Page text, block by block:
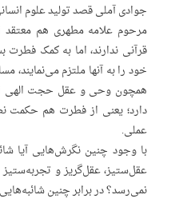
جوادی آملی قصد تولید علوم
مرحوم علامه مطهری هم
قرآنی ندارند، اما به کمک
خود را به آنها ملتزم
همچون وحی و عقل حجت الهی
دارد؛ یعنی از فطرت هم
عملی.
با وجود چنین نگرش‌هایی آیا
عقل‌ستیز، عقل‌گریز و
نمی‌رسد؟ در برابر چنین